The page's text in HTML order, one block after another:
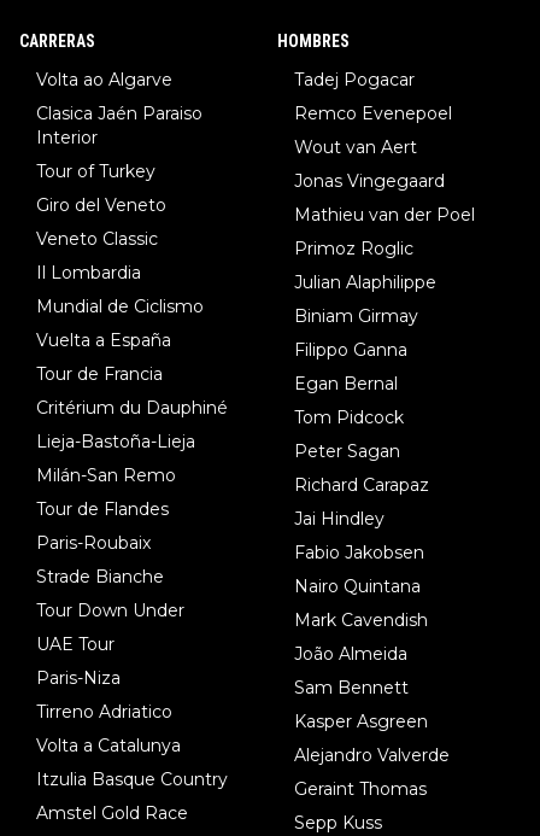
8.Lenny Martinez (Bahrein), 9. Van Belle (Visma), 10. Vacek (Li
CARRERAS
Volta ao Algarve
Clasica Jaén Paraiso
Interior
Tour of Turkey
Giro del Veneto
Veneto Classic
Il Lombardia
Mundial de Ciclismo
Vuelta a España
Tour de Francia
Critérium du Dauphiné
Lieja-Bastoña-Lieja
Milán-San Remo
Tour de Flandes
Paris-Roubaix
Strade Bianche
Tour Down Under
UAE Tour
Paris-Niza
Tirreno Adriatico
Volta a Catalunya
Itzulia Basque Country
Amstel Gold Race
HOMBRES
Tadej Pogacar
Remco Evenepoel
Wout van Aert
Jonas Vingegaard
Mathieu van der Poel
Primoz Roglic
Julian Alaphilippe
Biniam Girmay
Filippo Ganna
Egan Bernal
Tom Pidcock
Peter Sagan
Richard Carapaz
Jai Hindley
Fabio Jakobsen
Nairo Quintana
Mark Cavendish
João Almeida
Sam Bennett
Kasper Asgreen
Alejandro Valverde
Geraint Thomas
Sepp Kuss